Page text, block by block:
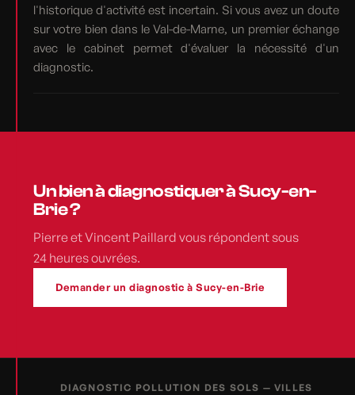
l'historique d'activité est incertain. Si vous avez un doute
sur votre bien dans le Val-de-Marne, un premier échange
avec le cabinet permet d'évaluer la nécessité d'un
diagnostic.
Un bien à diagnostiquer à Sucy-en-
Brie ?
Pierre et Vincent Paillard vous répondent sous
24 heures ouvrées.
Demander un diagnostic à Sucy-en-Brie
DIAGNOSTIC POLLUTION DES SOLS — VILLES